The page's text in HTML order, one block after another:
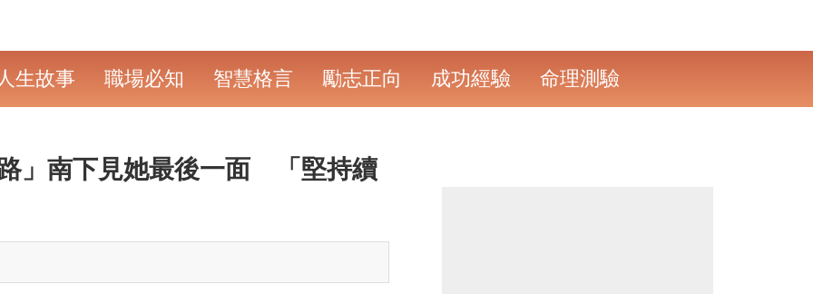
生故事 職場必知 智慧格言 勵志正向 成功經驗 命理測驗
」南下見她最後一面 「堅持續